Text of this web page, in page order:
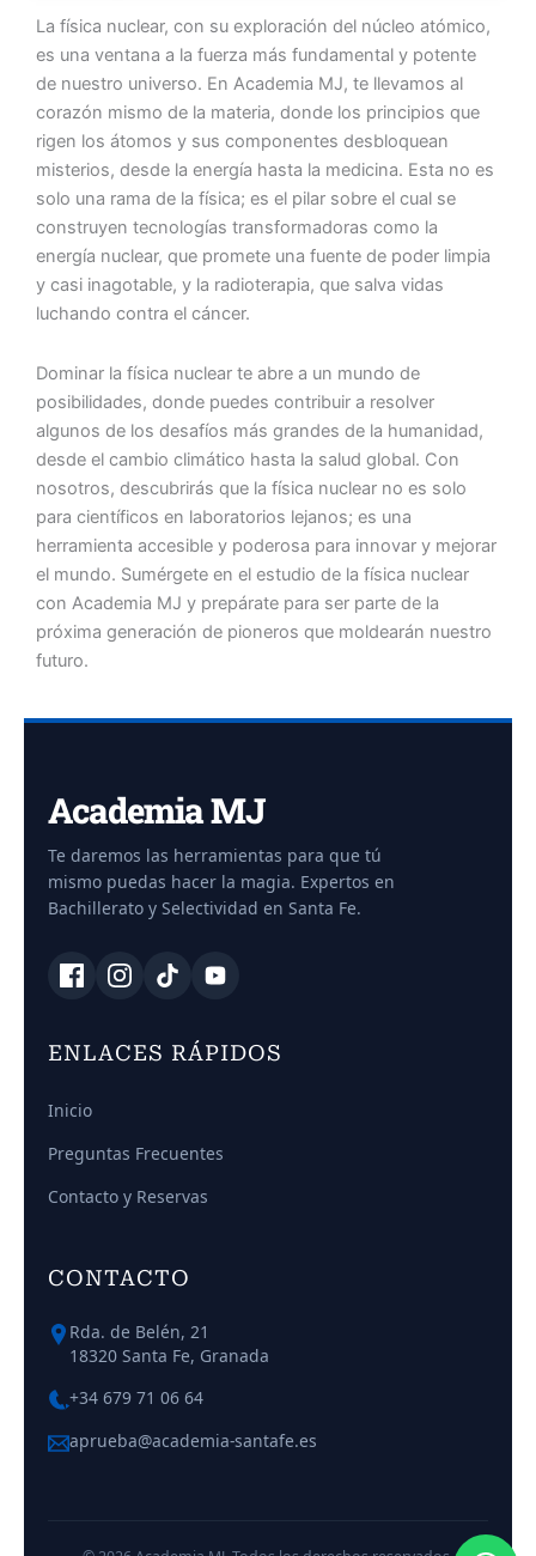
La física nuclear, con su exploración del núcleo atómico,
es una ventana a la fuerza más fundamental y potente
de nuestro universo. En Academia MJ, te llevamos al
corazón mismo de la materia, donde los principios que
rigen los átomos y sus componentes desbloquean
misterios, desde la energía hasta la medicina. Esta no es
solo una rama de la física; es el pilar sobre el cual se
construyen tecnologías transformadoras como la
energía nuclear, que promete una fuente de poder limpia
y casi inagotable, y la radioterapia, que salva vidas
luchando contra el cáncer.
Dominar la física nuclear te abre a un mundo de
posibilidades, donde puedes contribuir a resolver
algunos de los desafíos más grandes de la humanidad,
desde el cambio climático hasta la salud global. Con
nosotros, descubrirás que la física nuclear no es solo
para científicos en laboratorios lejanos; es una
herramienta accesible y poderosa para innovar y mejorar
el mundo. Sumérgete en el estudio de la física nuclear
con Academia MJ y prepárate para ser parte de la
próxima generación de pioneros que moldearán nuestro
futuro.
Academia MJ
Te daremos las herramientas para que tú
mismo puedas hacer la magia. Expertos en
Bachillerato y Selectividad en Santa Fe.
ENLACES RÁPIDOS
Inicio
Preguntas Frecuentes
Contacto y Reservas
CONTACTO
Rda. de Belén, 21
18320 Santa Fe, Granada
+34 679 71 06 64
aprueba@academia-santafe.es